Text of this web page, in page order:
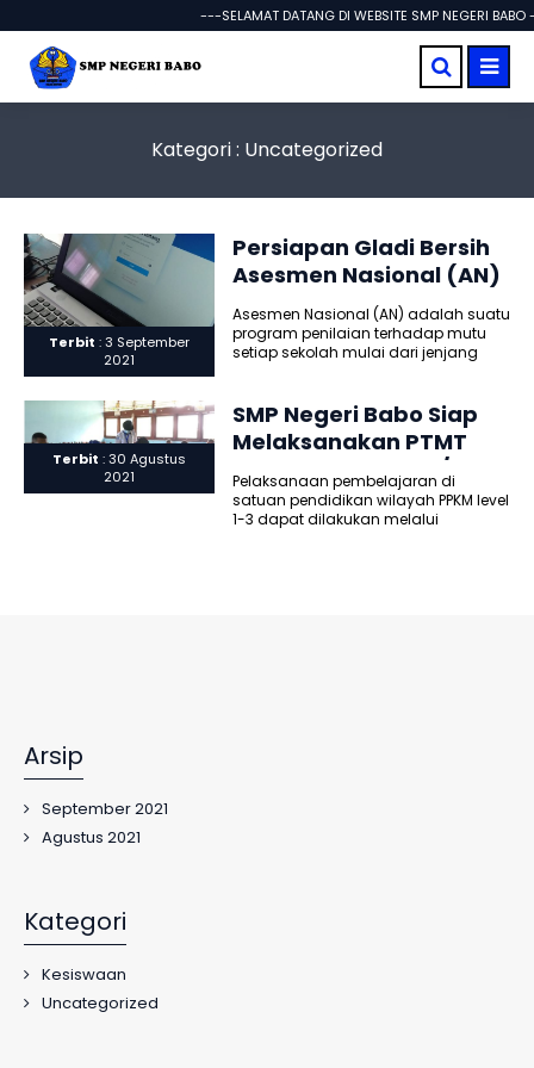
---SELAMAT DATANG DI WEBSITE SMP NEGERI BABO
Kategori : Uncategorized
Terbit : 3 September
2021
Persiapan Gladi Bersih
Asesmen Nasional (AN)
2021 di SMP Negeri Babo
Asesmen Nasional (AN) adalah suatu
program penilaian terhadap mutu
setiap sekolah mulai dari jenjang
Terbit : 30 Agustus
2021
SMP Negeri Babo Siap
Melaksanakan PTMT
Tahun Ajaran 2021/2022
Semester Ganjil
Pelaksanaan pembelajaran di
satuan pendidikan wilayah PPKM level
1-3 dapat dilakukan melalui
Arsip
September 2021
Agustus 2021
Kategori
Kesiswaan
Uncategorized